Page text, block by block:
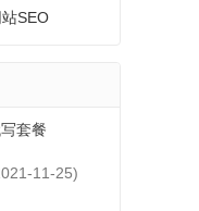
SEO
套餐
11-25)